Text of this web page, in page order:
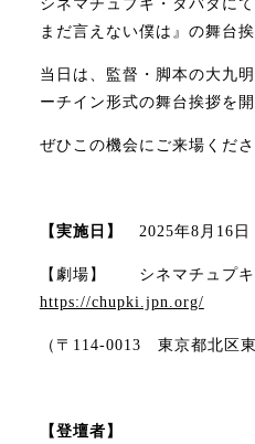
シネマチュプキ・タバタに
まだ言えない僕は』の舞台
当日は、監督・脚本の大九
ーチイン形式の舞台挨拶を開
ぜひこの機会にご来場くださ
【実施日】 2025年8月16
【劇場】 シネマチュプ
https://chupki.jpn.org/
（〒114-0013 東京都北区
【登壇者】